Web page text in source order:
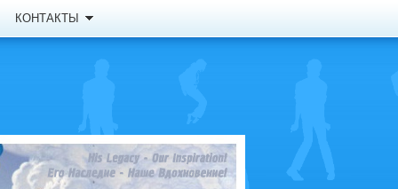
КОНТАКТЫ